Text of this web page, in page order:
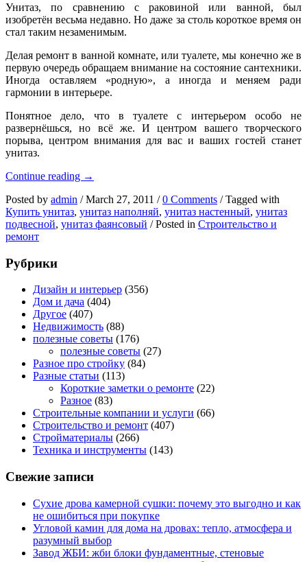
Унитаз, по сравнению с раковиной или ванной, был
изобретён весьма недавно. Но даже за столь короткое время он
стал таким незаменимым.
Делая ремонт в ванной комнате, или туалете, мы конечно же в
первую очередь обращаем внимание на состояние сантехники.
Иногда оставляем «родную», а иногда и меняем ради
гармонии в интерьере.
Понятное дело, что в туалете с интерьером особо не
развернёшься, но всё же. И центром вашего творческого
порыва, центром внимания для вас и ваших гостей станет
унитаз.
Continue reading Маленький
–
он
же
→
Posted by admin / March 27, 2011 / 0 Comments / Tagged with
Купить унитаз, унитаз наполняй, унитаз настенный, унитаз
подвесной, унитаз фаянсовый / Posted in Строительство и
ремонт
Рубрики
Дизайн и интерьер (356)
Дом и дача (404)
Другое (407)
Недвижимость (88)
полезные советы (176)
полезные советы (27)
Разное про стройку (84)
Разные статьи (113)
Короткие заметки о ремонте (22)
Разное (83)
Строительные компании и услуги (66)
Строительство и ремонт (407)
Стройматериалы (266)
Техника и инструменты (143)
Свежие записи
Сухие дрова камерной сушки: почему это выгодно и как
не ошибиться при покупке
Угловой камин для дома на дровах: тепло, атмосфера и
разумный выбор
Завод ЖБИ: жби блоки фундаментные, стеновые